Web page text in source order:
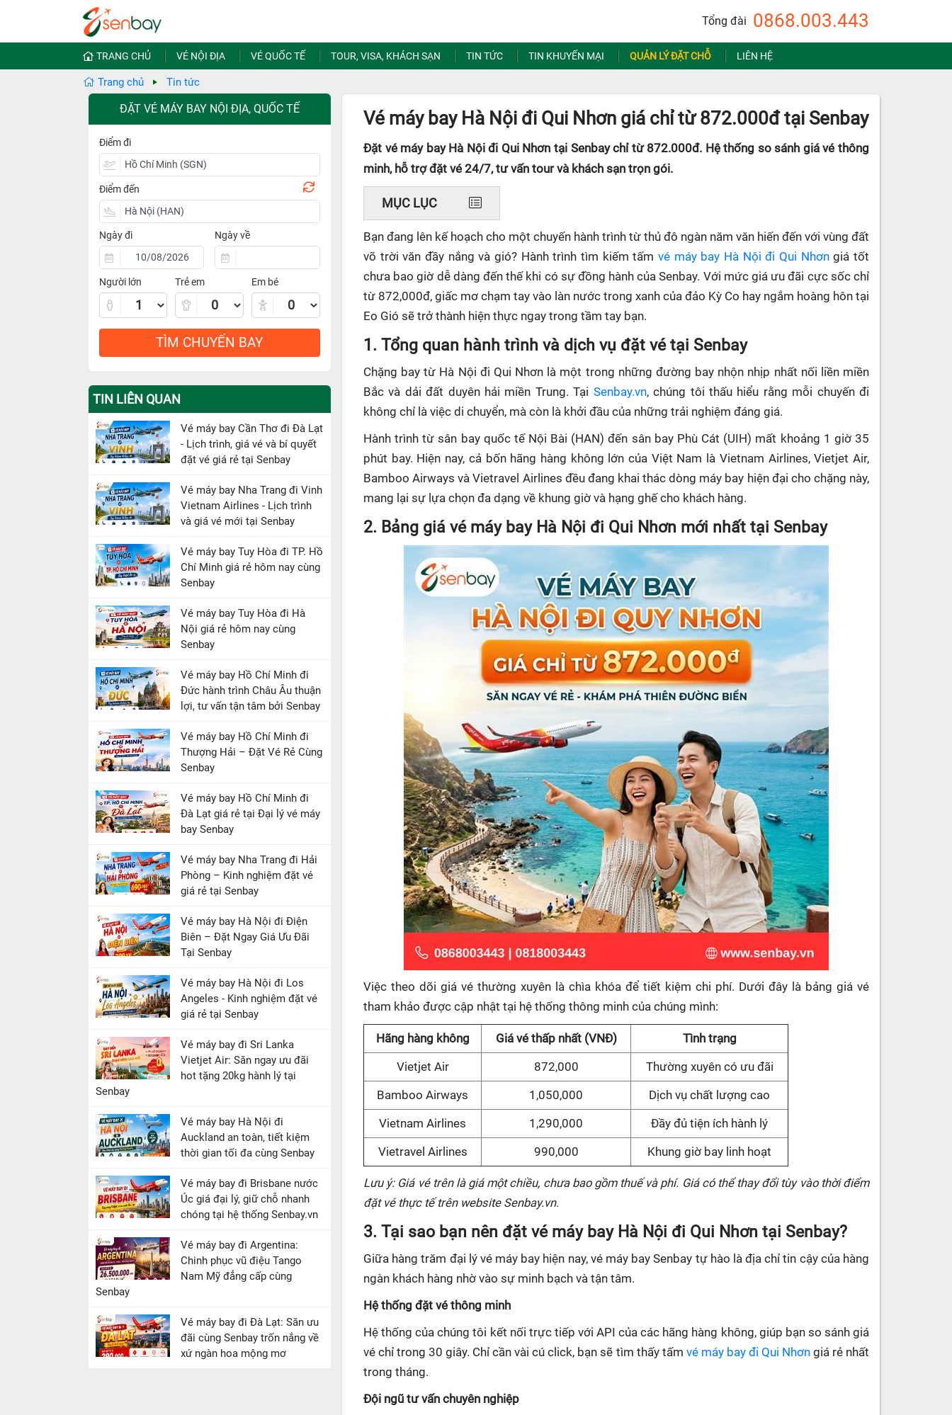
Tổng đài 0868.003.443
TRANG CHỦ VÉ NỘI ĐỊA VÉ QUỐC TẾ TOUR, VISA, KHÁCH SẠN TIN TỨC TIN KHUYẾN MẠI QUẢN LÝ ĐẶT CHỖ LIÊN HỆ
Trang chủ Tin tức
ĐẶT VÉ MÁY BAY NỘI ĐỊA, QUỐC TẾ
Điểm đi
Điểm đến
Ngày đi Ngày về
Người lớn Trẻ em Em bé
TÌM CHUYẾN BAY
TIN LIÊN QUAN
Vé máy bay Cần Thơ đi Đà Lạt
- Lịch trình, giá vé và bí quyết
đặt vé giá rẻ tại Senbay
Vé máy bay Nha Trang đi Vinh
Vietnam Airlines - Lịch trình
và giá vé mới tại Senbay
Vé máy bay Tuy Hòa đi TP. Hồ
Chí Minh giá rẻ hôm nay cùng
Senbay
Vé máy bay Tuy Hòa đi Hà
Nội giá rẻ hôm nay cùng
Senbay
Vé máy bay Hồ Chí Minh đi
Đức hành trình Châu Âu thuận
lợi, tư vấn tận tâm bởi Senbay
Vé máy bay Hồ Chí Minh đi
Thượng Hải – Đặt Vé Rẻ Cùng
Senbay
Vé máy bay Hồ Chí Minh đi
Đà Lạt giá rẻ tại Đại lý vé máy
bay Senbay
Vé máy bay Nha Trang đi Hải
Phòng – Kinh nghiệm đặt vé
giá rẻ tại Senbay
Vé máy bay Hà Nội đi Điện
Biên – Đặt Ngay Giá Ưu Đãi
Tại Senbay
Vé máy bay Hà Nội đi Los
Angeles - Kinh nghiệm đặt vé
giá rẻ tại Senbay
Vé máy bay đi Sri Lanka
Vietjet Air: Săn ngay ưu đãi
hot tặng 20kg hành lý tại
Senbay
Vé máy bay Hà Nội đi
Auckland an toàn, tiết kiệm
thời gian tối đa cùng Senbay
Vé máy bay đi Brisbane nước
Úc giá đại lý, giữ chỗ nhanh
chóng tại hệ thống Senbay.vn
Vé máy bay đi Argentina:
Chinh phục vũ điệu Tango
Nam Mỹ đẳng cấp cùng
Senbay
Vé máy bay đi Đà Lạt: Săn ưu
đãi cùng Senbay trốn nắng về
xứ ngàn hoa mộng mơ
Vé máy bay Hà Nội đi Qui Nhơn giá chỉ từ 872.000đ tại Senbay
Đặt vé máy bay Hà Nội đi Qui Nhơn tại Senbay chỉ từ 872.000đ. Hệ thống so sánh giá vé thông
minh, hỗ trợ đặt vé 24/7, tư vấn tour và khách sạn trọn gói.
MỤC LỤC
Bạn đang lên kế hoạch cho một chuyến hành trình từ thủ đô ngàn năm văn hiến đến với vùng đất
võ trời văn đầy nắng và gió? Hành trình tìm kiếm tấm vé máy bay Hà Nội đi Qui Nhơngiá tốt
chưa bao giờ dễ dàng đến thế khi có sự đồng hành của Senbay. Với mức giá ưu đãi cực sốc chỉ
từ 872,000đ, giấc mơ chạm tay vào làn nước trong xanh của đảo Kỳ Co hay ngắm hoàng hôn tại
Eo Gió sẽ trở thành hiện thực ngay trong tầm tay bạn.
1. Tổng quan hành trình và dịch vụ đặt vé tại Senbay
Chặng bay từ Hà Nội đi Qui Nhơn là một trong những đường bay nhộn nhịp nhất nối liền miền
Bắc và dải đất duyên hải miền Trung. Tại Senbay.vn, chúng tôi thấu hiểu rằng mỗi chuyến đi
không chỉ là việc di chuyển, mà còn là khởi đầu của những trải nghiệm đáng giá.
Hành trình từ sân bay quốc tế Nội Bài (HAN) đến sân bay Phù Cát (UIH) mất khoảng 1 giờ 35
phút bay. Hiện nay, cả bốn hãng hàng không lớn của Việt Nam là Vietnam Airlines, Vietjet Air,
Bamboo Airways và Vietravel Airlines đều đang khai thác dòng máy bay hiện đại cho chặng này,
mang lại sự lựa chọn đa dạng về khung giờ và hạng ghế cho khách hàng.
2. Bảng giá vé máy bay Hà Nội đi Qui Nhơn mới nhất tại Senbay
Việc theo dõi giá vé thường xuyên là chìa khóa để tiết kiệm chi phí. Dưới đây là bảng giá vé
tham khảo được cập nhật tại hệ thống thông minh của chúng mình:
Hãng hàng không Giá vé thấp nhất (VNĐ) Tình trạng
Vietjet Air 872,000 Thường xuyên có ưu đãi
Bamboo Airways 1,050,000 Dịch vụ chất lượng cao
Vietnam Airlines 1,290,000 Đầy đủ tiện ích hành lý
Vietravel Airlines 990,000 Khung giờ bay linh hoạt
Lưu ý: Giá vé trên là giá một chiều, chưa bao gồm thuế và phí. Giá có thể thay đổi tùy vào thời điểm
đặt vé thực tế trên website Senbay.vn.
3. Tại sao bạn nên đặt vé máy bay Hà Nội đi Qui Nhơn tại Senbay?
Giữa hàng trăm đại lý vé máy bay hiện nay, vé máy bay Senbay tự hào là địa chỉ tin cậy của hàng
ngàn khách hàng nhờ vào sự minh bạch và tận tâm.
Hệ thống đặt vé thông minh
Hệ thống của chúng tôi kết nối trực tiếp với API của các hãng hàng không, giúp bạn so sánh giá
vé chỉ trong 30 giây. Chỉ cần vài cú click, bạn sẽ tìm thấy tấm vé máy bay đi Qui Nhơngiá rẻ nhất
trong tháng.
Đội ngũ tư vấn chuyên nghiệp